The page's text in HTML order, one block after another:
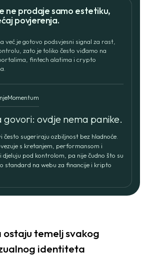
Projects
Services
AND GRAPHIC DESIGN
AND DEVELOPMENT
AND SOCIAL MEDIA
Contact us
ne prodaje samo estetiku,
povjerenja.
već je gotovo podsvjesni signal za rast,
zato je toliko često viđamo na
fintech alatima i crypto
Momentum
govori: ovdje nema panike.
često sugeriraju ozbiljnost bez hladnoće.
s kretanjem, performansom i
djeluju pod kontrolom, pa nije čudno što su
standard na webu za financije i kripto
ostaju temelj svakog
identiteta